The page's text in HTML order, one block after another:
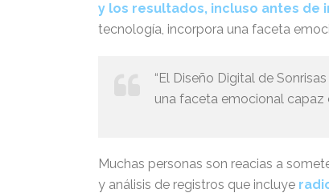
y los resultados, incluso antes de
tecnología, incorpora una faceta
“El Diseño Digital de
una faceta emocional capaz
Muchas personas son reacias a
y análisis de registros que incluye